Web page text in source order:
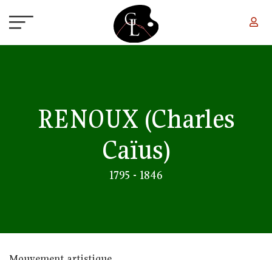
RENOUX (Charles
Caïus)
1795 - 1846